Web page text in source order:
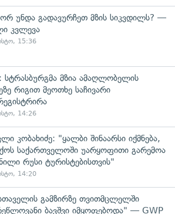
უნდა გადავურჩეთ მზის სიკვდილს? —
კვლევა
15:36
სტრასბურგმა მზია ამაღლობელის
რიგით მეოთხე საჩივარი
14:26
კობახიძე: "ყალბი შინაარსი იქმნება,
საქართველოში უარყოფითი გარემოა
რუსი ტურისტებისთვის"
14:20
გამზირზე თვითმცლელში
ბავშვი იმყოფებოდა" — GWP